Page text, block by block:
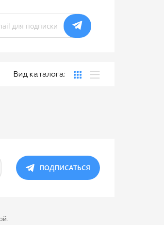
Вид каталога:
ПОДПИСАТЬСЯ